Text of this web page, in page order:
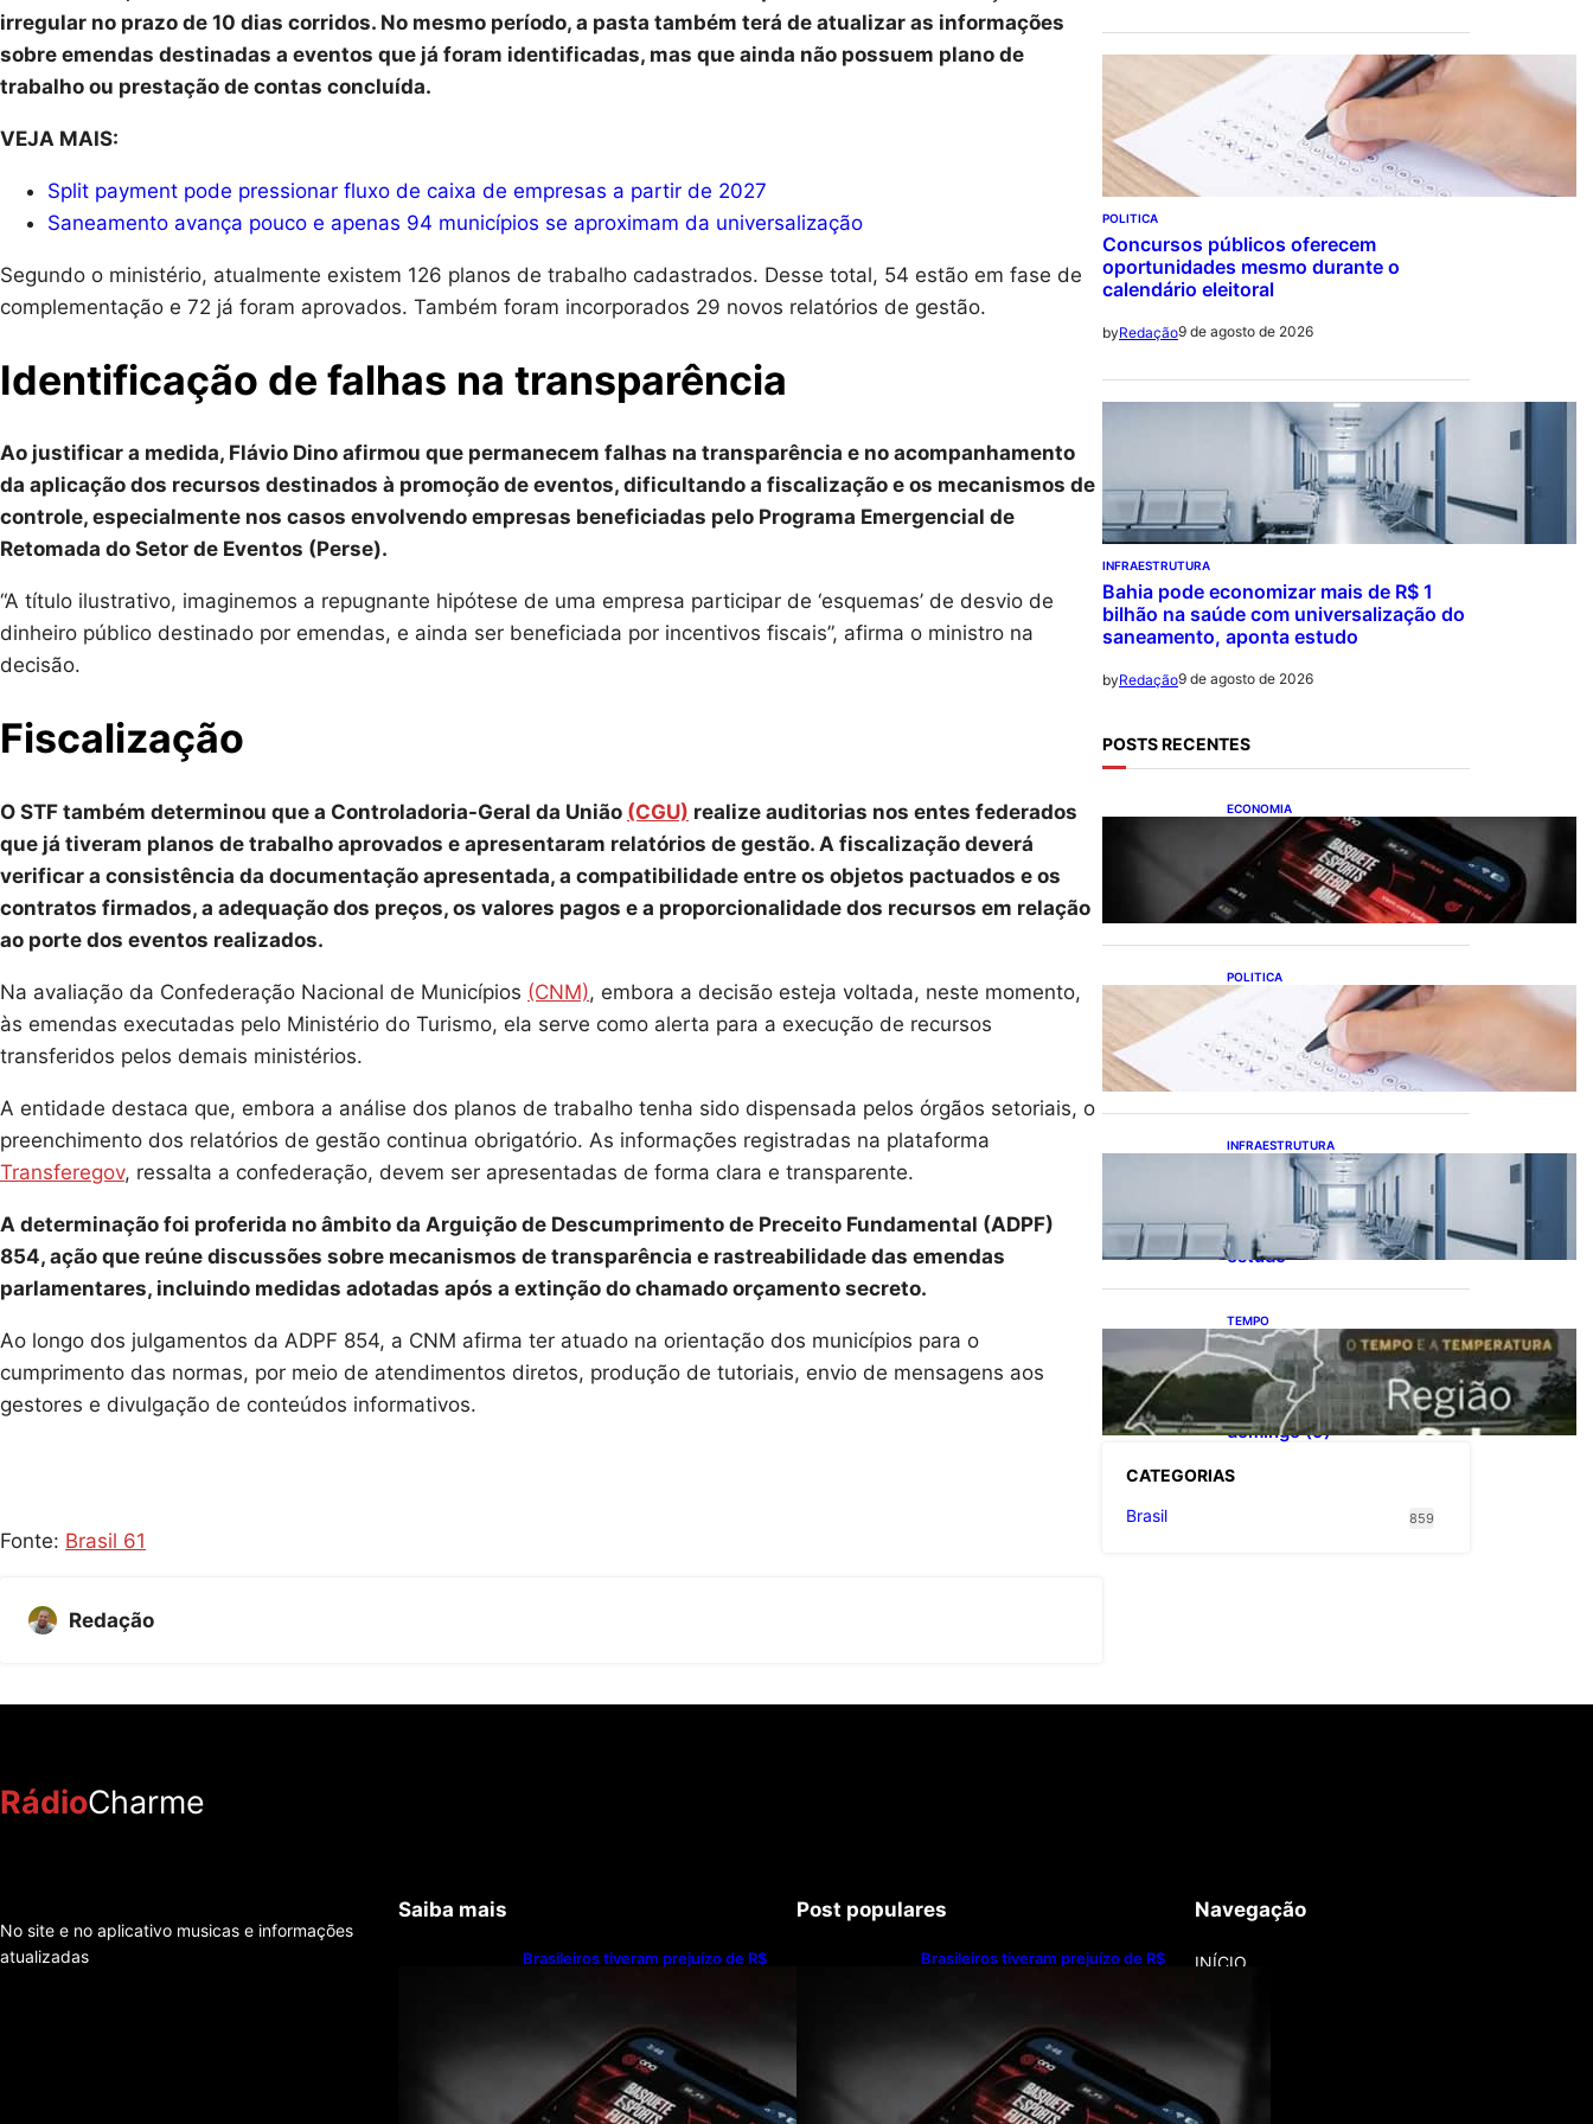
irregular no prazo de 10 dias corridos. No mesmo período, a pasta também terá de atualizar as informações
sobre emendas destinadas a eventos que já foram identificadas, mas que ainda não possuem plano de
trabalho ou prestação de contas concluída.
VEJA MAIS:
Split payment pode pressionar fluxo de caixa de empresas a partir de 2027
Saneamento avança pouco e apenas 94 municípios se aproximam da universalização
Segundo o ministério, atualmente existem 126 planos de trabalho cadastrados. Desse total, 54 estão em fase de
complementação e 72 já foram aprovados. Também foram incorporados 29 novos relatórios de gestão.
Identificação de falhas na transparência
Ao justificar a medida, Flávio Dino afirmou que permanecem falhas na transparência e no acompanhamento
da aplicação dos recursos destinados à promoção de eventos, dificultando a fiscalização e os mecanismos de
controle, especialmente nos casos envolvendo empresas beneficiadas pelo Programa Emergencial de
Retomada do Setor de Eventos (Perse).
“A título ilustrativo, imaginemos a repugnante hipótese de uma empresa participar de ‘esquemas’ de desvio de
dinheiro público destinado por emendas, e ainda ser beneficiada por incentivos fiscais”, afirma o ministro na
decisão.
Fiscalização
O STF também determinou que a Controladoria-Geral da União (CGU) realize auditorias nos entes federados
que já tiveram planos de trabalho aprovados e apresentaram relatórios de gestão. A fiscalização deverá
verificar a consistência da documentação apresentada, a compatibilidade entre os objetos pactuados e os
contratos firmados, a adequação dos preços, os valores pagos e a proporcionalidade dos recursos em relação
ao porte dos eventos realizados.
Na avaliação da Confederação Nacional de Municípios (CNM), embora a decisão esteja voltada, neste momento,
às emendas executadas pelo Ministério do Turismo, ela serve como alerta para a execução de recursos
transferidos pelos demais ministérios.
A entidade destaca que, embora a análise dos planos de trabalho tenha sido dispensada pelos órgãos setoriais, o
preenchimento dos relatórios de gestão continua obrigatório. As informações registradas na plataforma
Transferegov, ressalta a confederação, devem ser apresentadas de forma clara e transparente.
A determinação foi proferida no âmbito da Arguição de Descumprimento de Preceito Fundamental (ADPF)
854, ação que reúne discussões sobre mecanismos de transparência e rastreabilidade das emendas
parlamentares, incluindo medidas adotadas após a extinção do chamado orçamento secreto.
Ao longo dos julgamentos da ADPF 854, a CNM afirma ter atuado na orientação dos municípios para o
cumprimento das normas, por meio de atendimentos diretos, produção de tutoriais, envio de mensagens aos
gestores e divulgação de conteúdos informativos.
Fonte: Brasil 61
Redação
POLITICA
Concursos públicos oferecem
oportunidades mesmo durante o
calendário eleitoral
byRedação9 de agosto de 2026
INFRAESTRUTURA
Bahia pode economizar mais de R$ 1
bilhão na saúde com universalização do
saneamento, aponta estudo
byRedação9 de agosto de 2026
POSTS RECENTES
ECONOMIA
Brasileiros tiveram prejuízo
de R$ 62,5 bilhões com bets
em 2025
POLITICA
Concursos públicos
oferecem oportunidades
mesmo durante o
calendário eleitoral
INFRAESTRUTURA
Bahia pode economizar
mais de R$ 1 bilhão na
saúde com universalização
do saneamento, aponta
estudo
TEMPO
O TEMPO E A
TEMPERATURA: Sul terá
chuva, frio e possibilidade
de trovoadas neste
domingo (9)
CATEGORIAS
Brasil
859
RádioCharme
No site e no aplicativo musicas e informações
atualizadas
Saiba mais
Brasileiros tiveram prejuízo de R$
Post populares
Brasileiros tiveram prejuízo de R$
Navegação
INÍCIO